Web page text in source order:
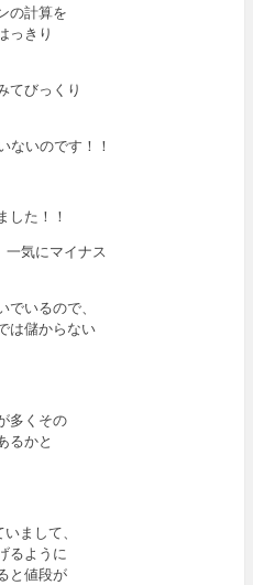
の計算を
っきり
てびっくり
ないのです！！
した！！
一気にマイナス
いるので、
は儲からない
多くその
るかと
まして、
るように
と値段が